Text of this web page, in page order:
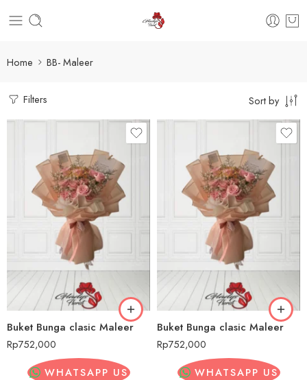
Home BB- Maleer
Filters Sort by
Buket Bunga clasic Maleer
Rp752,000
WHATSAPP US
Buket Bunga clasic Maleer
Rp752,000
WHATSAPP US